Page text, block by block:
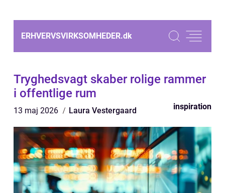
ERHVERVSVIRKSOMHEDER.dk
Tryghedsvagt skaber rolige rammer
i offentlige rum
13 maj 2026 Laura Vestergaard inspiration